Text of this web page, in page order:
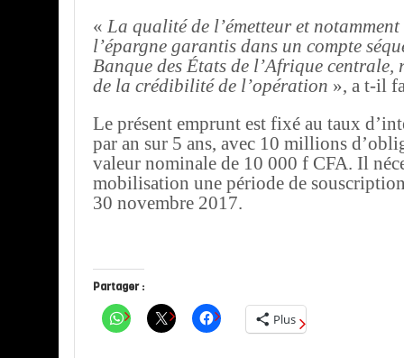
« La qualité de l’émetteur et
l’épargne garantis dans un compte
Banque des États de l’Afrique centrale,
de la crédibilité de l’opération », a t-il
Le présent emprunt est fixé au taux
par an sur 5 ans, avec 10 millions
valeur nominale de 10 000 f CFA. Il
mobilisation une période de
30 novembre 2017.
Partager :
Plus